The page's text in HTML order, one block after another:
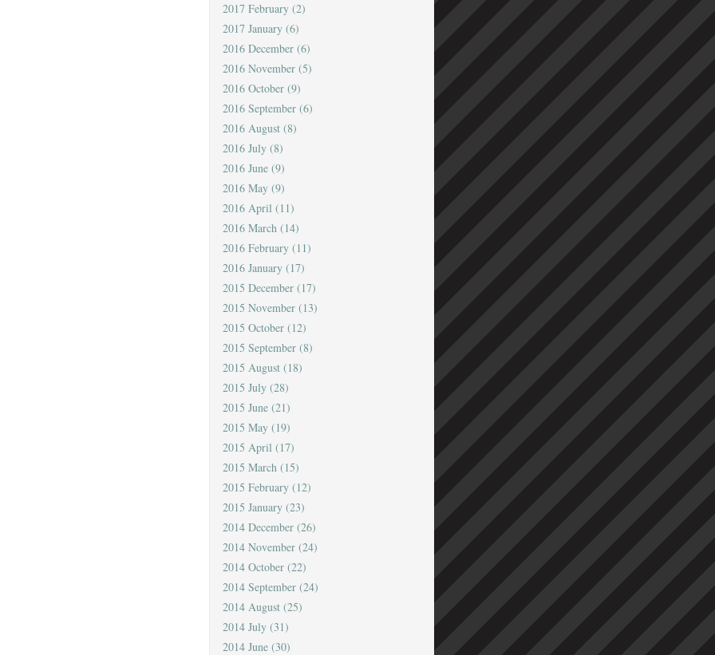
2017 February (2)
2017 January (6)
2016 December (6)
2016 November (5)
2016 October (9)
2016 September (6)
2016 August (8)
2016 July (8)
2016 June (9)
2016 May (9)
2016 April (11)
2016 March (14)
2016 February (11)
2016 January (17)
2015 December (17)
2015 November (13)
2015 October (12)
2015 September (8)
2015 August (18)
2015 July (28)
2015 June (21)
2015 May (19)
2015 April (17)
2015 March (15)
2015 February (12)
2015 January (23)
2014 December (26)
2014 November (24)
2014 October (22)
2014 September (24)
2014 August (25)
2014 July (31)
2014 June (30)